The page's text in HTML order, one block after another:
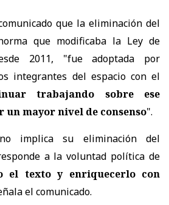
que la eliminación del
que modificaba la Ley de
2011, "fue adoptada por
integrantes del espacio con el
trabajando sobre ese
mayor nivel de consenso".
implica su eliminación del
a la voluntad política de
el texto y enriquecerlo con
el comunicado.